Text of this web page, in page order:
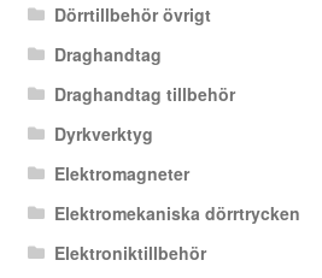
Dörrtillbehör övrigt
Draghandtag
Draghandtag tillbehör
Dyrkverktyg
Elektromagneter
Elektromekaniska dörrtrycken
Elektroniktillbehör